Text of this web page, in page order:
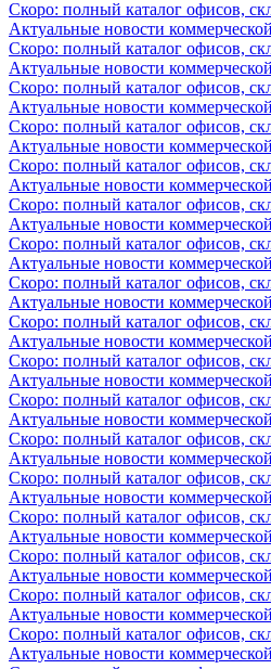
Скоро: полный каталог офисов,
Актуальные новости
Скоро: полный каталог офисов,
Актуальные новости
Скоро: полный каталог офисов,
Актуальные новости
Скоро: полный каталог офисов,
Актуальные новости
Скоро: полный каталог офисов,
Актуальные новости
Скоро: полный каталог офисов,
Актуальные новости
Скоро: полный каталог офисов,
Актуальные новости
Скоро: полный каталог офисов,
Актуальные новости
Скоро: полный каталог офисов,
Актуальные новости
Скоро: полный каталог офисов,
Актуальные новости
Скоро: полный каталог офисов,
Актуальные новости
Скоро: полный каталог офисов,
Актуальные новости
Скоро: полный каталог офисов,
Актуальные новости
Скоро: полный каталог офисов,
Актуальные новости
Скоро: полный каталог офисов,
Актуальные новости
Скоро: полный каталог офисов,
Актуальные новости
Скоро: полный каталог офисов,
Актуальные новости